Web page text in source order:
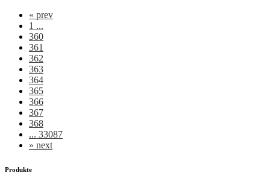
« prev
1 ...
360
361
362
363
364
365
366
367
368
... 33087
» next
Produkte